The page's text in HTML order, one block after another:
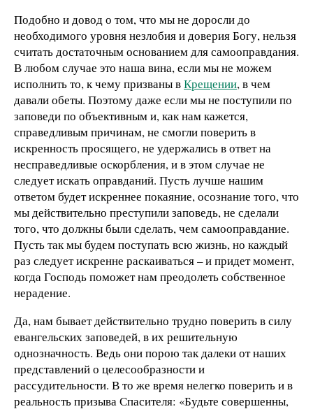
Подобно и довод о том, что мы не доросли до
необходимого уровня незлобия и доверия Богу, нельзя
считать достаточным основанием для самооправдания.
В любом случае это наша вина, если мы не можем
исполнить то, к чему призваны вКрещении, в чем
давали обеты. Поэтому даже если мы не поступили по
заповеди по объективным и, как нам кажется,
справедливым причинам, не смогли поверить в
искренность просящего, не удержались в ответ на
несправедливые оскорбления, и в этом случае не
следует искать оправданий. Пусть лучше нашим
ответом будет искреннее покаяние, осознание того, что
мы действительно преступили заповедь, не сделали
того, что должны были сделать, чем самооправдание.
Пусть так мы будем поступать всю жизнь, но каждый
раз следует искренне раскаиваться – и придет момент,
когда Господь поможет нам преодолеть собственное
нерадение.
Да, нам бывает действительно трудно поверить в силу
евангельских заповедей, в их решительную
однозначность. Ведь они порою так далеки от наших
представлений о целесообразности и
рассудительности. В то же время нелегко поверить и в
реальность призыва Спасителя: «Будьте совершенны,